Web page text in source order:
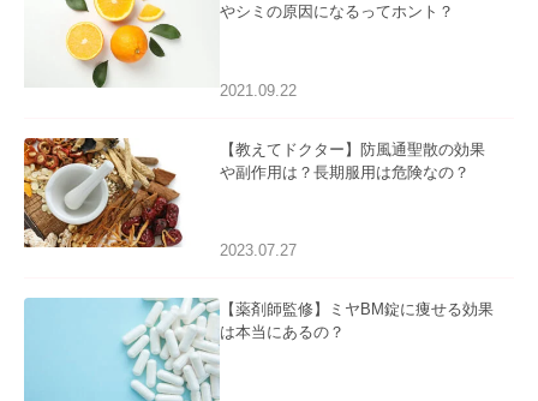
やシミの原因になるってホント？
2021.09.22
【教えてドクター】防風通聖散の効果
や副作用は？長期服用は危険なの？
2023.07.27
【薬剤師監修】ミヤBM錠に痩せる効果
は本当にあるの？